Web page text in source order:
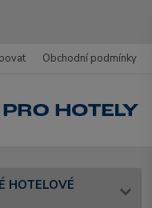
Obchodní podmínky
HOTELOVÉ